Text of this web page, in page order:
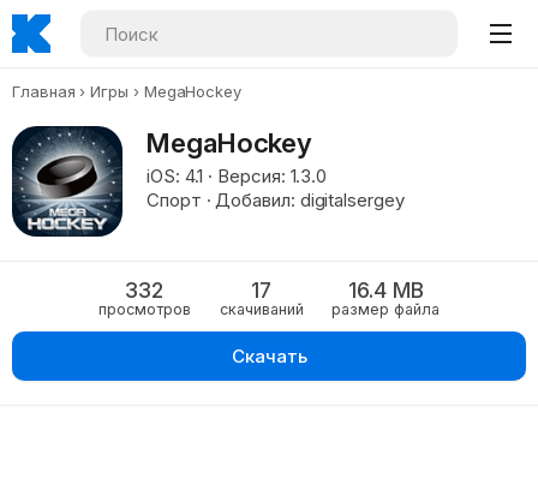
Главная Игры MegaHockey
MegaHockey
iOS: 4.1 · Версия: 1.3.0
Спорт · Добавил: digitalsergey
332
просмотров
17
скачиваний
16.4 MB
размер файла
Скачать